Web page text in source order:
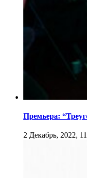
Премьера:
2 Декабрь, 2022,